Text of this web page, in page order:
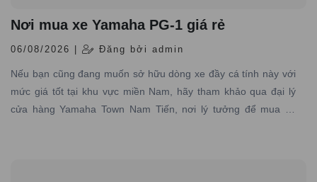
Nơi mua xe Yamaha PG-1 giá rẻ
06/08/2026 | Đăng bởi admin
Nếu bạn cũng đang muốn sở hữu dòng xe đầy cá tính này với
mức giá tốt tại khu vực miền Nam, hãy tham khảo qua đại lý
cửa hàng Yamaha Town Nam Tiến, nơi lý tưởng để mua xe